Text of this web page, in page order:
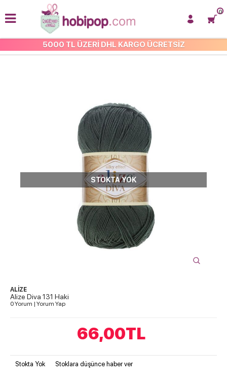
5000 TL ÜZERİ DHL KARGO ÜCRETSİZ
0
ALİZE DİVA
STOKTA YOK
ALİZE
Alize Diva 131 Haki
0 Yorum | Yorum Yap
66,00TL
Stokta Yok Stoklara düşünce haber ver